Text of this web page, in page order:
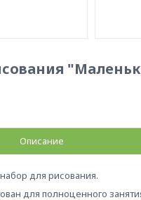
Описание
для рисования.
для полноценного